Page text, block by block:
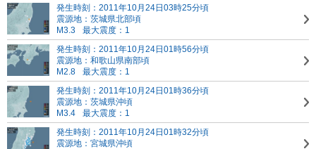
発生時刻：2011年10月24日03時25分頃
震源地：茨城県北部頃
M3.3
最大震度：1
発生時刻：2011年10月24日01時56分頃
震源地：和歌山県南部頃
M2.8
最大震度：1
発生時刻：2011年10月24日01時36分頃
震源地：茨城県沖頃
M3.4
最大震度：1
発生時刻：2011年10月24日01時32分頃
震源地：宮城県沖頃